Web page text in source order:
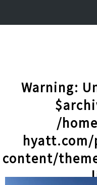
Warning:
/
content/